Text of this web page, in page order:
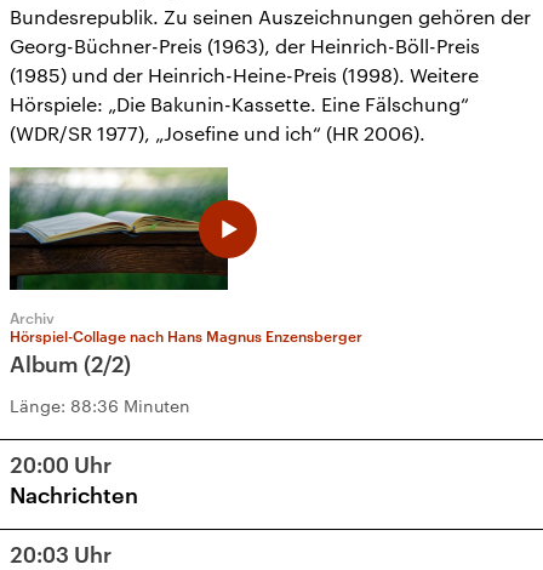
Bundesrepublik. Zu seinen Auszeichnungen gehören der
Georg-Büchner-Preis (1963), der Heinrich-Böll-Preis
(1985) und der Heinrich-Heine-Preis (1998). Weitere
Hörspiele: „Die Bakunin-Kassette. Eine Fälschung“
(WDR/SR 1977), „Josefine und ich“ (HR 2006).
Archiv
Hörspiel-Collage nach Hans Magnus Enzensberger
Album (2/2)
Länge: 88:36 Minuten
20:00 Uhr
Nachrichten
20:03 Uhr